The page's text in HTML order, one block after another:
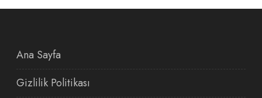
Ana Sayfa
Gizlilik Politikası